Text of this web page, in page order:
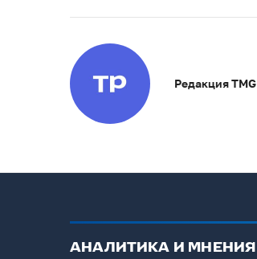
Редакция TMG
АНАЛИТИКА И МНЕНИЯ